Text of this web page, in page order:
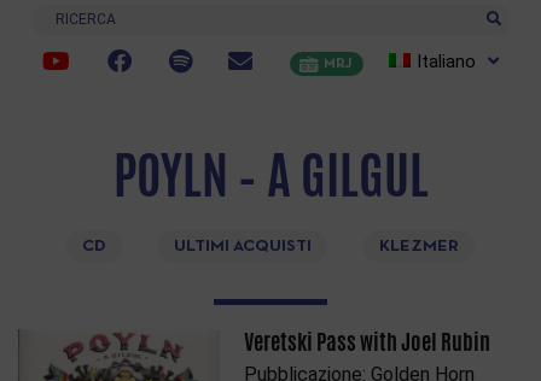
Ricerca
MRJ Italiano
POYLN – A GILGUL
CD ULTIMI ACQUISTI KLEZMER
Veretski Pass with Joel Rubin
Pubblicazione: Golden Horn